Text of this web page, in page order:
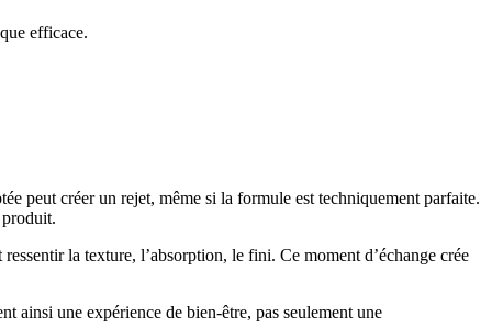
efficace.
peut créer un rejet, même si la formule est techniquement parfaite.
la texture, l’absorption, le fini. Ce moment d’échange crée
ainsi une expérience de bien-être, pas seulement une